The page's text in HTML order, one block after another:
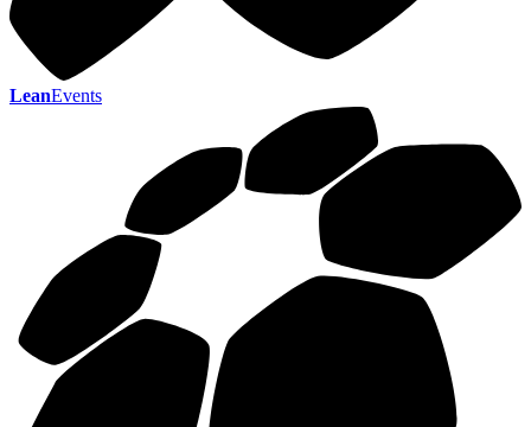
LeanEvents